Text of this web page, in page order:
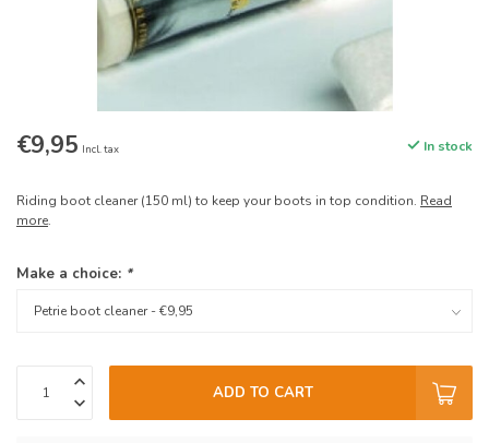
€9,95 Incl. tax In stock
Riding boot cleaner (150 ml) to keep your boots in top condition. Read
more.
Make a choice: *
ADD TO CART